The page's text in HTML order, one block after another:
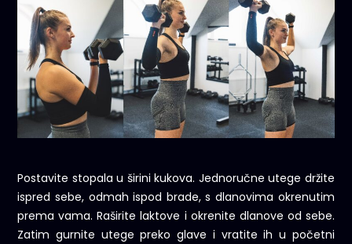
Postavite stopala u širini kukova. Jednoručne utege držite
ispred sebe, odmah ispod brade, s dlanovima okrenutim
prema vama. Raširite laktove i okrenite dlanove od sebe.
Zatim gurnite utege preko glave i vratite ih u početni